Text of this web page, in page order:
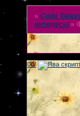
» Code
интересы »